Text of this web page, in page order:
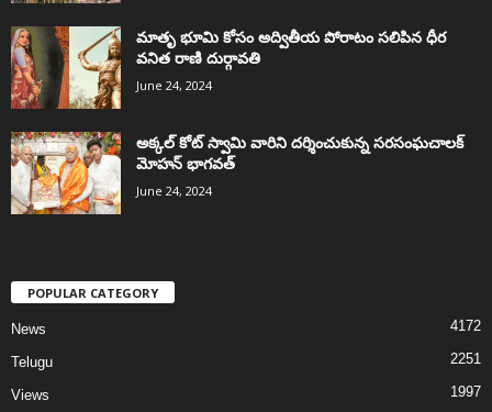
మాతృ భూమి కోసం అద్వితీయ పోరాటం సలిపిన ధీర
వనిత రాణి దుర్గావతి
June 24, 2024
అక్కల్‌ కోట్‌ స్వామి వారిని దర్శించుకున్న సరసంఘచాలక్
మోహన్ భాగవత్
June 24, 2024
POPULAR CATEGORY
News 4172
Telugu 2251
Views 1997